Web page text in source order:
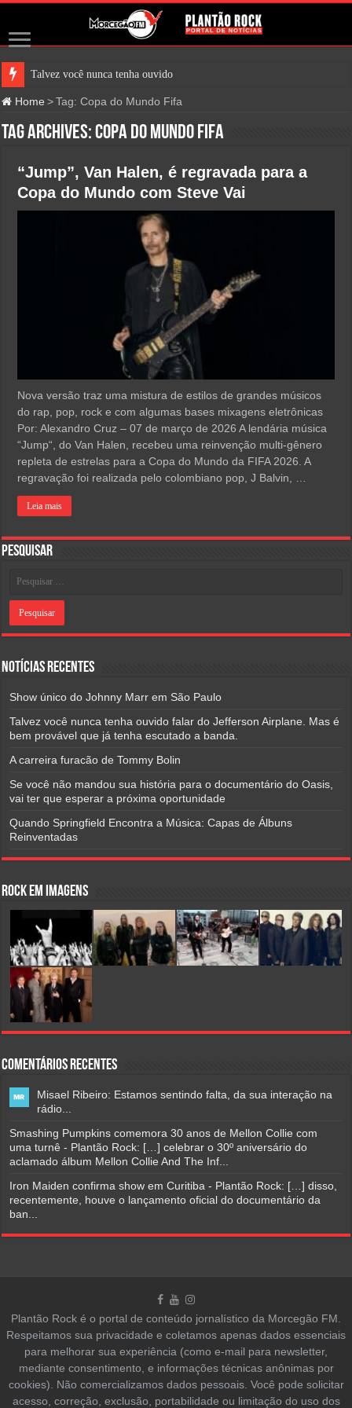
Talvez você nunca tenha ouvido fa
Home > Tag:Copa do Mundo Fifa
Tag Archives:Copa do Mundo Fifa
“Jump”, Van Halen, é regravada para a
Copa do Mundo com Steve Vai
Nova versão traz uma mistura de estilos de grandes músicos
do rap, pop, rock e com algumas bases mixagens eletrônicas
Por: Alexandro Cruz – 07 de março de 2026 A lendária música
“Jump“, do Van Halen, recebeu uma reinvenção multi-gênero
repleta de estrelas para a Copa do Mundo da FIFA 2026. A
regravação foi realizada pelo colombiano pop, J Balvin, …
Leia mais
Pesquisar
Notícias Recentes
Show único do Johnny Marr em São Paulo
Talvez você nunca tenha ouvido falar do Jefferson Airplane. Mas é
bem provável que já tenha escutado a banda.
A carreira furacão de Tommy Bolin
Se você não mandou sua história para o documentário do Oasis,
vai ter que esperar a próxima oportunidade
Quando Springfield Encontra a Música: Capas de Álbuns
Reinventadas
Rock em Imagens
Comentários Recentes
Misael Ribeiro: Estamos sentindo falta, da sua interação na
rádio...
Smashing Pumpkins comemora 30 anos de Mellon Collie com
uma turnê - Plantão Rock: […] celebrar o 30º aniversário do
aclamado álbum Mellon Collie And The Inf...
Iron Maiden confirma show em Curitiba - Plantão Rock: […] disso,
recentemente, houve o lançamento oficial do documentário da
ban...
Plantão Rock é o portal de conteúdo jornalístico da Morcegão FM.
Respeitamos sua privacidade e coletamos apenas dados essenciais
para melhorar sua experiência (como e-mail para newsletter,
mediante consentimento, e informações técnicas anônimas por
cookies). Não comercializamos dados pessoais. Você pode solicitar
acesso, correção, exclusão, portabilidade ou limitação do uso dos